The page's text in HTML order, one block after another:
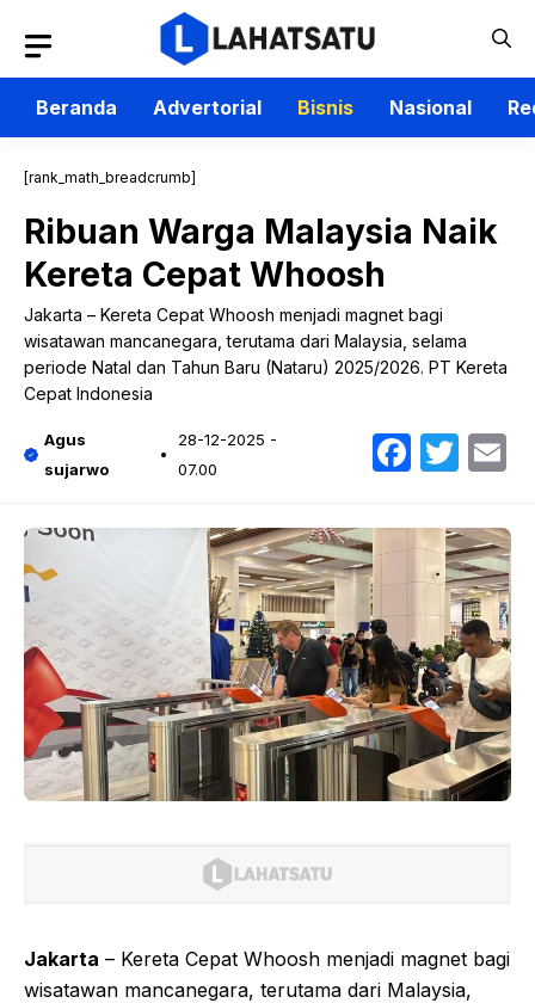
isi
Beranda
Advertorial Bisnis Nasional
[rank_math_breadcrumb]
Ribuan Warga Malaysia Naik
Kereta Cepat Whoosh
Jakarta – Kereta Cepat Whoosh menjadi magnet bagi
wisatawan mancanegara, terutama dari Malaysia, selama
periode Natal dan Tahun Baru (Nataru) 2025/2026. PT Kereta
Cepat Indonesia
Agus
sujarwo
28-12-2025 -
07.00
Jakarta – Kereta Cepat Whoosh menjadi magnet bagi
wisatawan mancanegara, terutama dari Malaysia,